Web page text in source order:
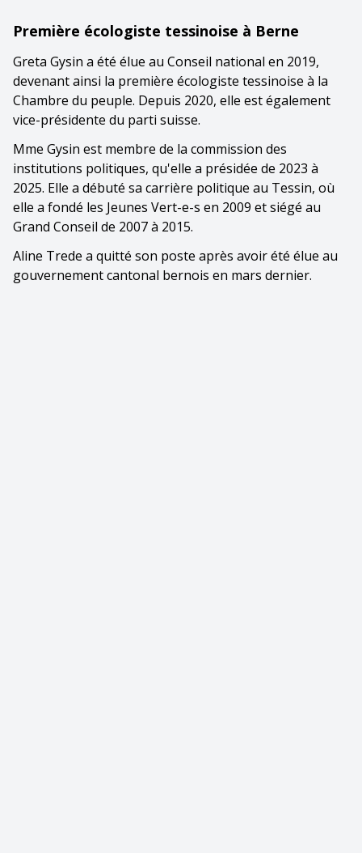
Première écologiste tessinoise à Berne
Greta Gysin a été élue au Conseil national en 2019,
devenant ainsi la première écologiste tessinoise à la
Chambre du peuple. Depuis 2020, elle est également
vice-présidente du parti suisse.
Mme Gysin est membre de la commission des
institutions politiques, qu'elle a présidée de 2023 à
2025. Elle a débuté sa carrière politique au Tessin, où
elle a fondé les Jeunes Vert-e-s en 2009 et siégé au
Grand Conseil de 2007 à 2015.
Aline Trede a quitté son poste après avoir été élue au
gouvernement cantonal bernois en mars dernier.